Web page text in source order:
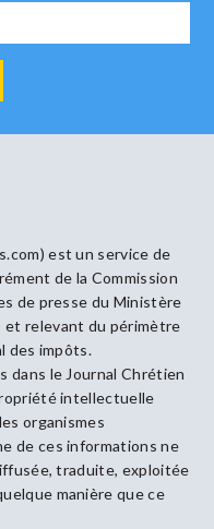
est un service de
de la Commission
de presse du Ministère
et relevant du périmètre
des impôts.
dans le Journal Chrétien
intellectuelle
organismes
de ces informations ne
traduite, exploitée
manière que ce